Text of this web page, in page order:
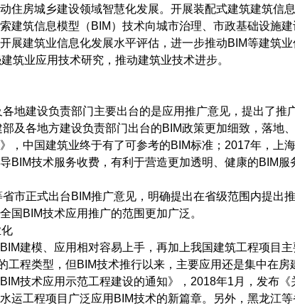
住房城乡建设领域智慧化发展。开展装配式建筑建筑信
建筑信息模型（BIM）技术向城市治理、市政基础设施建
展建筑业信息化发展水平评估，进一步推动BIM等建筑
筑业应用技术研究，推动建筑业技术进步。
地建设负责部门主要出台的是应用推广意见，提出了推
及各地方建设负责部门出台的BIM政策更加细致，落地
，中国建筑业终于有了可参考的BIM标准；2017年，上
BIM技术服务收费，有利于营造更加透明、健康的BIM服
市正式出台BIM推广意见，明确提出在省级范围内提出
国BIM技术应用推广的范围更加广泛。
建模、应用相对容易上手，再加上我国建筑工程项目
工程类型，但BIM技术推行以来，主要应用还是集中在
技术应用示范工程建设的通知》，2018年1月，发布
运工程项目广泛应用BIM技术的新篇章。另外，黑龙江